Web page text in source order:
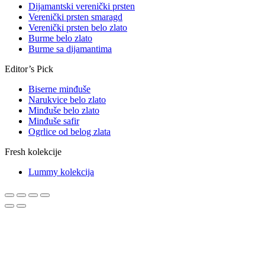
Dijamantski verenički prsten
Verenički prsten smaragd
Verenički prsten belo zlato
Burme belo zlato
Burme sa dijamantima
Editor’s Pick
Biserne minđuše
Narukvice belo zlato
Minđuše belo zlato
Minđuše safir
Ogrlice od belog zlata
Fresh kolekcije
Lummy kolekcija